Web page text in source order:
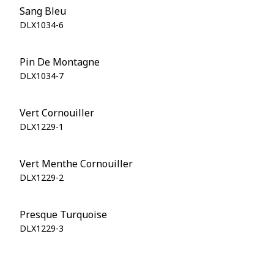
Sang Bleu
DLX1034-6
Pin De Montagne
DLX1034-7
Vert Cornouiller
DLX1229-1
Vert Menthe Cornouiller
DLX1229-2
Presque Turquoise
DLX1229-3